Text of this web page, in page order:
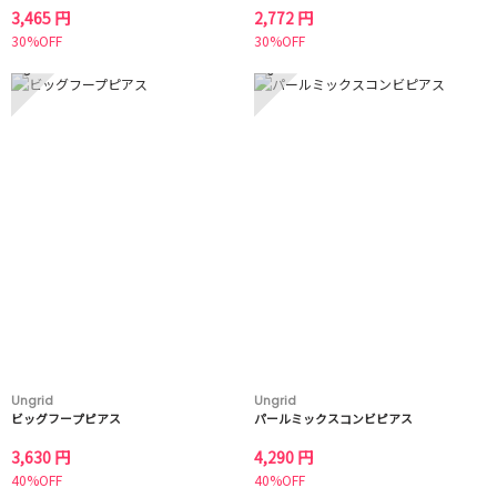
3,465 円
30%OFF
2,772 円
30%OFF
5
Ungrid
ビッグフープピアス
3,630 円
40%OFF
6
Ungrid
パールミックスコンビピアス
4,290 円
40%OFF